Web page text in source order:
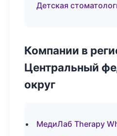
Детская
Компании в
Центральный
округ
МедиЛаб Therapy